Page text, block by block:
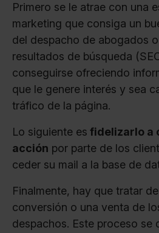
Primero se le atrae con una
marketing que consiga un
del despacho de abogados
resultados de búsqueda
conseguirse ofreciendo
que le genere interés y sea
tráfico de la página.
Lo siguiente es fidelizarlo a
acción por parte de los
ceder su mail a la base de
Finalmente, hay que tratar
conversión o una venta de
despachos. Este proceso se